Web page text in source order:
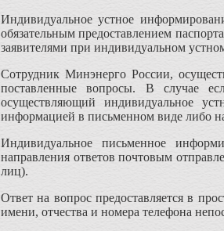
Индивидуальное устное
обязательным предоставлением
заявителями при индивидуальном
Сотрудник Минэнерго России,
поставленные вопросы. В случае
осуществляющий индивидуальное
информацией в письменном виде либо
Индивидуальное письменное
направления ответов почтовым
лиц).
Ответ на вопрос предоставляется в
имени, отчества и номера телефона